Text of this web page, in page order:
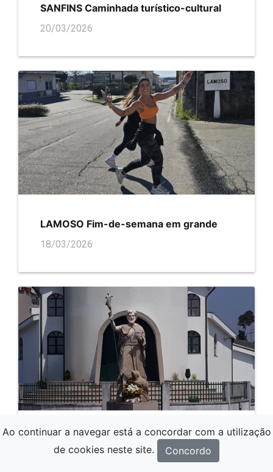
SANFINS Caminhada turístico-cultural
20/03/2026
LAMOSO Fim-de-semana em grande
18/03/2026
CODESSOS Feira da Primavera
Ao continuar a navegar está a concordar com a utilização
de cookies neste site.
Concordo